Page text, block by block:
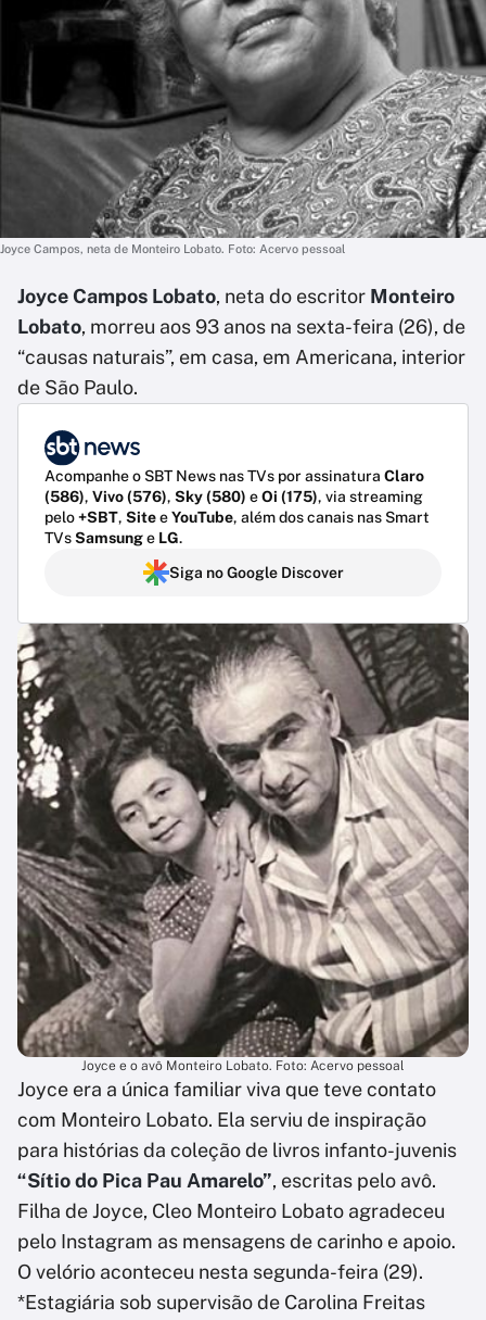
Joyce Campos, neta de Monteiro Lobato. Foto: Acervo pessoal
Joyce Campos Lobato, neta do escritor Monteiro
Lobato, morreu aos 93 anos na sexta-feira (26), de
“causas naturais”, em casa, em Americana, interior
de São Paulo.
Acompanhe o SBT News nas TVs por assinatura Claro
(586), Vivo (576), Sky (580) eOi (175), via streaming
pelo+SBT, SiteeYouTube, além dos canais nas Smart
TVsSamsunge LG.
Siga no Google Discover
Joyce e o avô Monteiro Lobato. Foto: Acervo pessoal
Joyce era a única familiar viva que teve contato
com Monteiro Lobato. Ela serviu de inspiração
para histórias da coleção de livros infanto-juvenis
“Sítio do Pica Pau Amarelo”, escritas pelo avô.
Filha de Joyce, Cleo Monteiro Lobato agradeceu
pelo Instagram as mensagens de carinho e apoio.
O velório aconteceu nesta segunda-feira (29).
*Estagiária sob supervisão de Carolina Freitas